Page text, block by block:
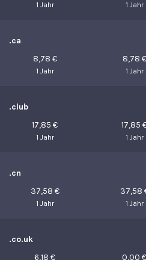
1 Jahr 1 Jahr
.ca
8,78 €
1 Jahr
8,78 €
1 Jahr
.club
17,85 €
1 Jahr
17,85
1 Jahr
.cn
37,58 €
1 Jahr
37,58
1 Jahr
.co.uk
6,18 €
0,00 €